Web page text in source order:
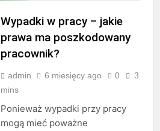
Wypadki w pracy – jakie
prawa ma poszkodowany
pracownik?
admin 6 miesięcy ago 0
3
mins
Ponieważ wypadki przy pracy
mogą mieć poważne